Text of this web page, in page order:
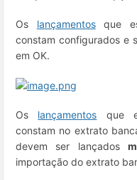
Os lançamentosque
constam configurados e
em OK.
Os lançamentos que
constam no extrato
devem ser lançados
importação do extrato